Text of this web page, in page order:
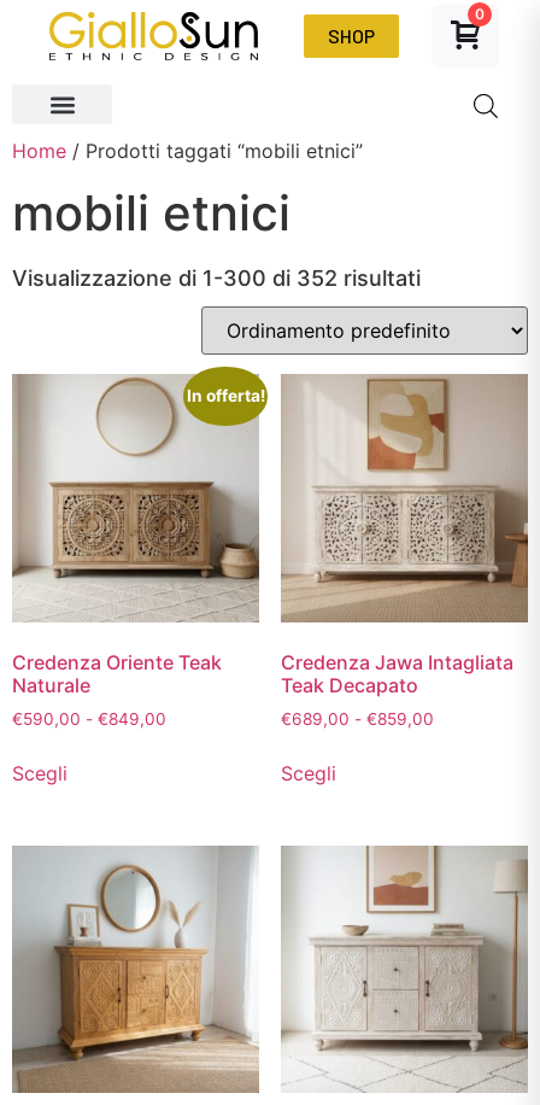
SHOP
0
Home / Prodotti taggati “mobili etnici”
mobili etnici
Visualizzazione di 1-300 di 352 risultati
In offerta!
Credenza Oriente Teak
Naturale
€590,00 - €849,00
Scegli
Credenza Jawa Intagliata
Teak Decapato
€689,00 - €859,00
Scegli